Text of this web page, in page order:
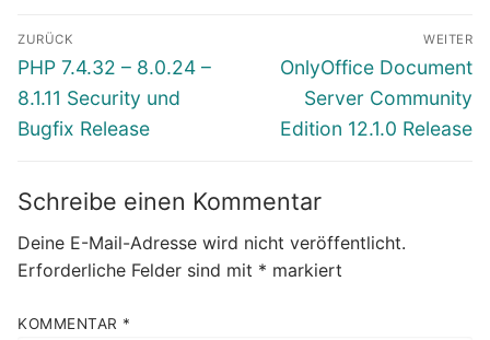
Beitragsnavigation
ZURÜCK
Vorheriger
Beitrag:
PHP 7.4.32 – 8.0.24 –
8.1.11 Security und
Bugfix Release
WEITER
Nächster
Beitrag:
OnlyOffice Document
Server Community
Edition 12.1.0 Release
Schreibe einen Kommentar
Deine E-Mail-Adresse wird nicht veröffentlicht.
Erforderliche Felder sind mit * markiert
KOMMENTAR *